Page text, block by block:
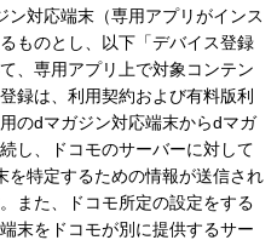
ン対応端末（専用アプリがインス
ものとし、以下「デバイス登録
、専用アプリ上で対象コンテン
録は、利用契約および有料版利
のdマガジン対応端末からdマガ
し、ドコモのサーバーに対して
を特定するための情報が送信され
また、ドコモ所定の設定をする
末をドコモが別に提供するサー